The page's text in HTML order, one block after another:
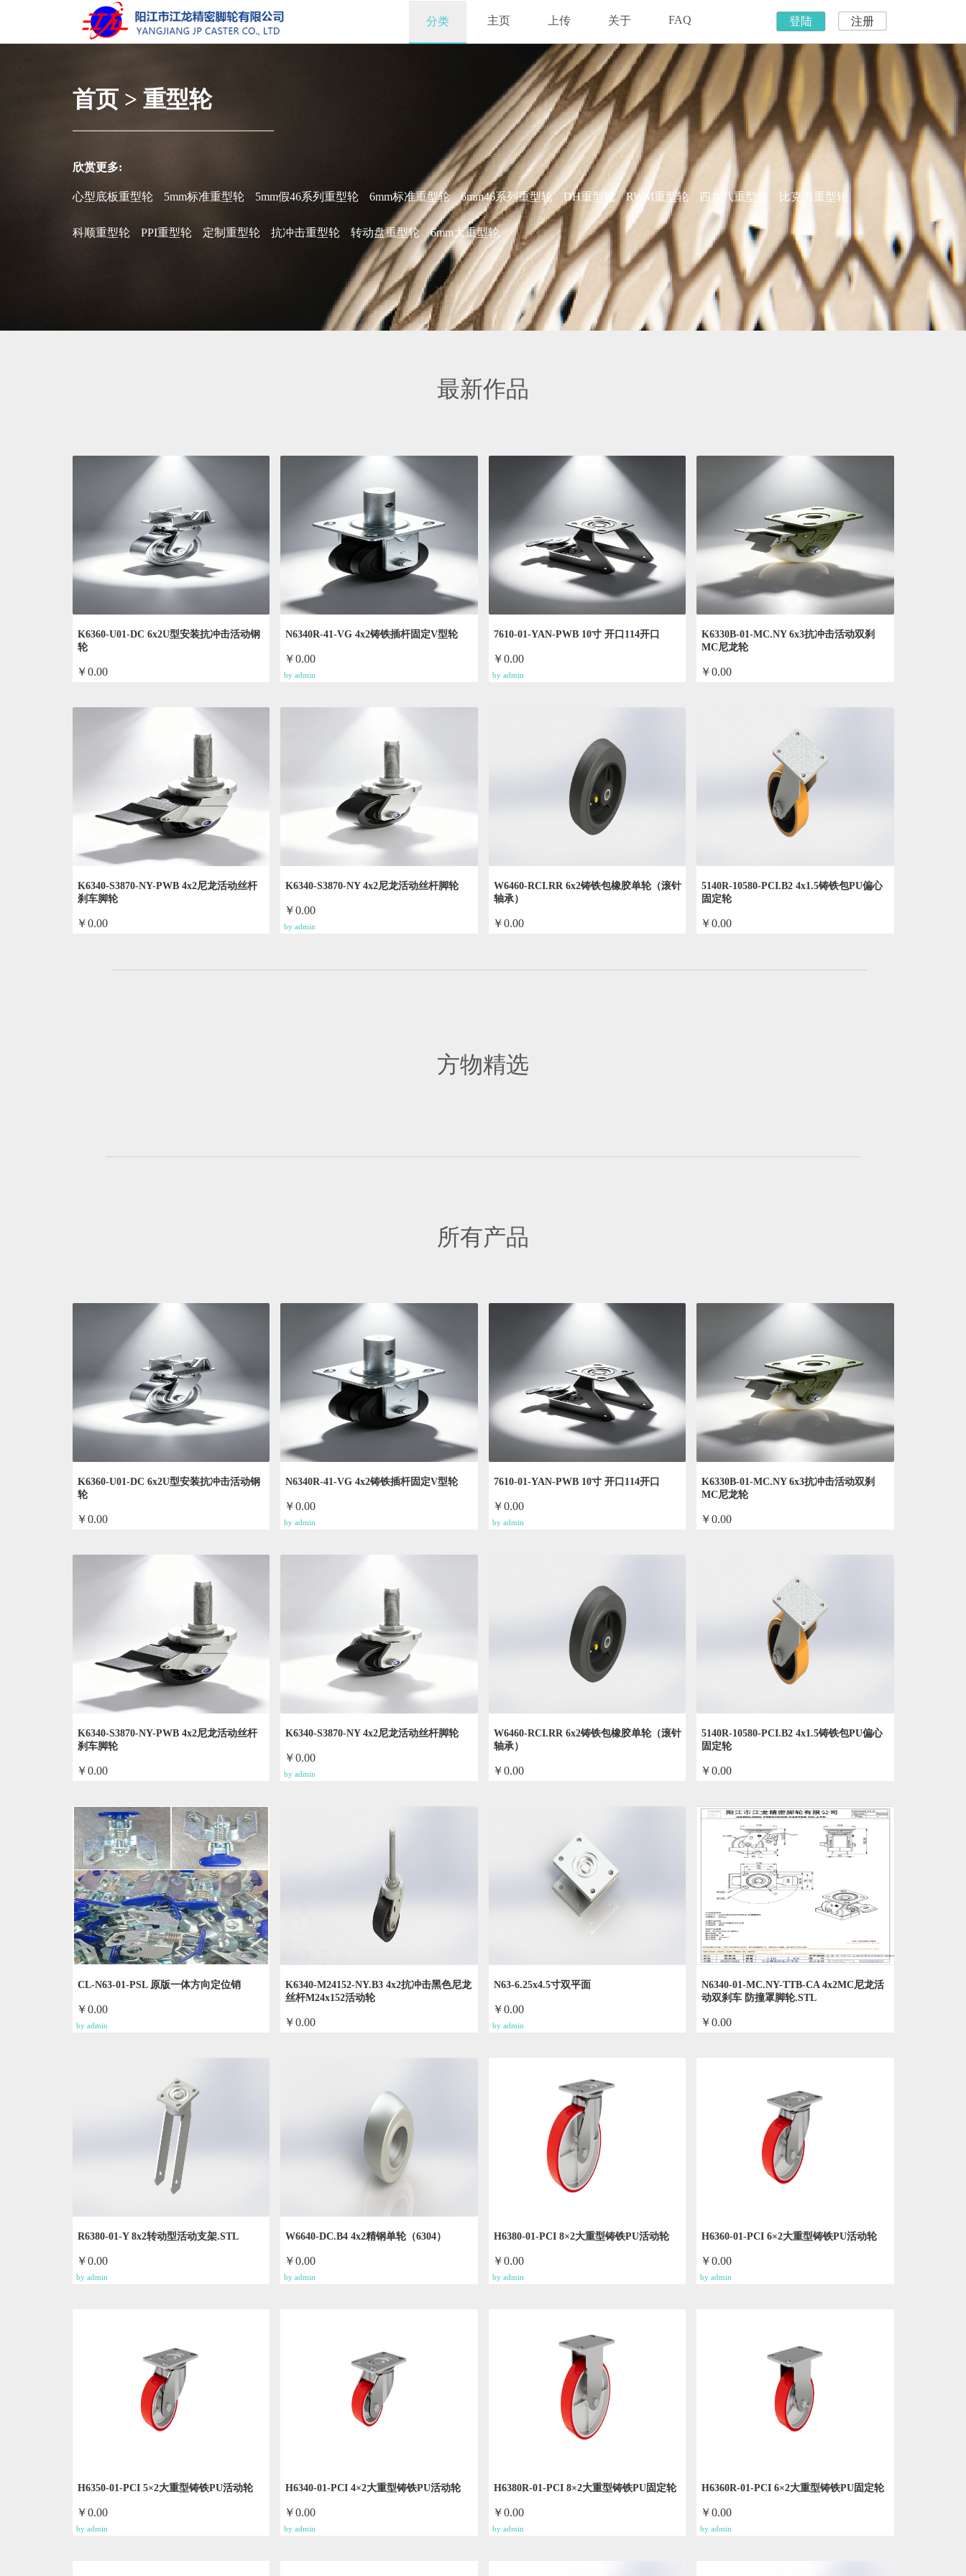
分类 主页 上传 关于 FAQ 登陆 注册
首页> 重型轮
欣赏更多:
心型底板重型轮 5mm标准重型轮 5mm假46系列重型轮 6mm标准重型轮 6mm46系列重型轮 DH重型轮 RWM重型轮 四九八重型轮 比克力重型轮
科顺重型轮 PPI重型轮 定制重型轮 抗冲击重型轮 转动盘重型轮 6mm大重型轮
最新作品
K6360-U01-DC 6x2U型安装抗冲击活动钢
轮
￥0.00
N6340R-41-VG 4x2铸铁插杆固定V型轮
￥0.00
by admin
7610-01-YAN-PWB 10寸 开口114开口
￥0.00
by admin
K6330B-01-MC.NY 6x3抗冲击活动双刹
MC尼龙轮
￥0.00
K6340-S3870-NY-PWB 4x2尼龙活动丝杆
刹车脚轮
￥0.00
K6340-S3870-NY 4x2尼龙活动丝杆脚轮
￥0.00
by admin
W6460-RCI.RR 6x2铸铁包橡胶单轮（滚针
轴承）
￥0.00
5140R-10580-PCI.B2 4x1.5铸铁包PU偏心
固定轮
￥0.00
方物精选
所有产品
K6360-U01-DC 6x2U型安装抗冲击活动钢
轮
￥0.00
N6340R-41-VG 4x2铸铁插杆固定V型轮
￥0.00
by admin
7610-01-YAN-PWB 10寸 开口114开口
￥0.00
by admin
K6330B-01-MC.NY 6x3抗冲击活动双刹
MC尼龙轮
￥0.00
K6340-S3870-NY-PWB 4x2尼龙活动丝杆
刹车脚轮
￥0.00
K6340-S3870-NY 4x2尼龙活动丝杆脚轮
￥0.00
by admin
W6460-RCI.RR 6x2铸铁包橡胶单轮（滚针
轴承）
￥0.00
5140R-10580-PCI.B2 4x1.5铸铁包PU偏心
固定轮
￥0.00
CL-N63-01-PSL 原版一体方向定位销
￥0.00
by admin
K6340-M24152-NY.B3 4x2抗冲击黑色尼龙
丝杆M24x152活动轮
￥0.00
N63-6.25x4.5寸双平面
￥0.00
by admin
N6340-01-MC.NY-TTB-CA 4x2MC尼龙活
动双刹车 防撞罩脚轮.STL
￥0.00
R6380-01-Y 8x2转动型活动支架.STL
￥0.00
by admin
W6640-DC.B4 4x2精钢单轮（6304）
￥0.00
by admin
H6380-01-PCI 8×2大重型铸铁PU活动轮
￥0.00
by admin
H6360-01-PCI 6×2大重型铸铁PU活动轮
￥0.00
by admin
H6350-01-PCI 5×2大重型铸铁PU活动轮
￥0.00
by admin
H6340-01-PCI 4×2大重型铸铁PU活动轮
￥0.00
by admin
H6380R-01-PCI 8×2大重型铸铁PU固定轮
￥0.00
by admin
H6360R-01-PCI 6×2大重型铸铁PU固定轮
￥0.00
by admin